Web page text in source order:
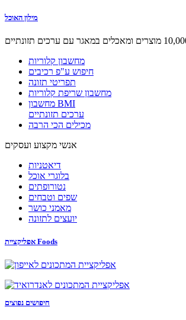
מילון האוכל
מחשבון קלוריות
חיפוש ע"פ רכיבים
תפריטי תזונה
מחשבון שריפת קלוריות
מחשבון BMI
ערכים תזונתיים
מכילים הכי הרבה
אנשי מקצוע ועסקים
דיאטניות
בלוגרי אוכל
נטורופתים
שפים וטבחים
מאמני כושר
יועצים לתזונה
אפליקציית Foods
חיפושים נפוצים